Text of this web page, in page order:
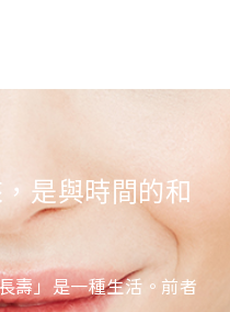
是與時間的和
壽」是一種生活。前者